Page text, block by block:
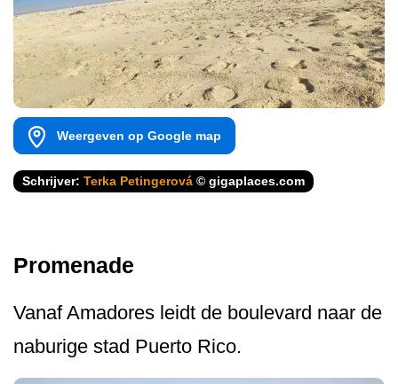
Weergeven op Google map
Schrijver: Terka Petingerová © gigaplaces.com
Promenade
Vanaf Amadores leidt de boulevard naar de
naburige stad Puerto Rico.